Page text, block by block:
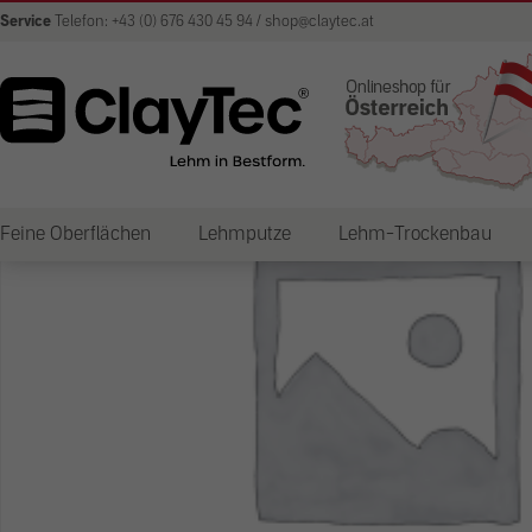
Service Telefon: +43 (0) 676 430 45 94 / shop@claytec.at
Feine Oberflächen Lehmputze Lehm-Trockenbau